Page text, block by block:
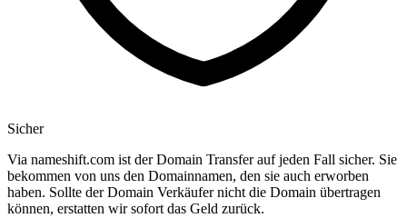
Sicher
Via nameshift.com ist der Domain Transfer auf jeden Fall sicher. Sie
bekommen von uns den Domainnamen, den sie auch erworben
haben. Sollte der Domain Verkäufer nicht die Domain übertragen
können, erstatten wir sofort das Geld zurück.